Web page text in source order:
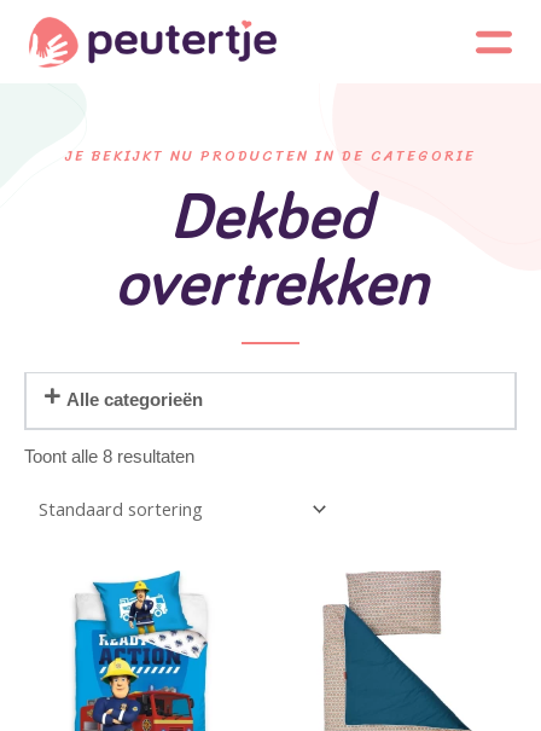
JE BEKIJKT NU PRODUCTEN IN DE CATEGORIE
Dekbed
overtrekken
Alle categorieën
Toont alle 8 resultaten